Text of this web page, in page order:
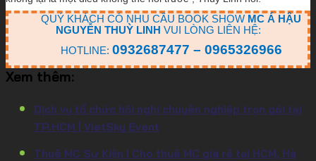
QUÝ KHÁCH CÓ NHU CẦU BOOK SHOW MC Á HẬU
NGUYỄN THUỲ LINH VUI LÒNG LIÊN HỆ:
HOTLINE: 0932687477 – 0965326966
Xem thêm:
Dịch vụ tổ chức hội nghị chuyên nghiệp trọn gói tại
TP.HCM | VietSky Event
Thuê MC Sự Kiện I Cho thuê MC giá rẻ tại HCM, Hà